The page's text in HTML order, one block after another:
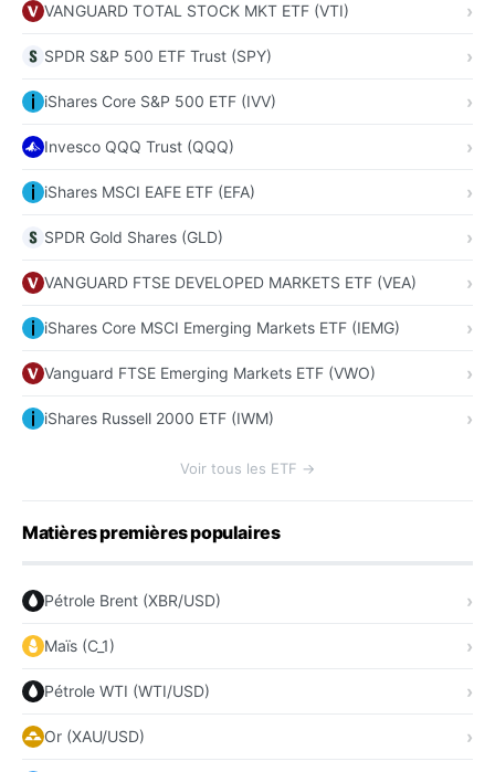
VANGUARD TOTAL STOCK MKT ETF (VTI)
SPDR S&P 500 ETF Trust (SPY)
iShares Core S&P 500 ETF (IVV)
Invesco QQQ Trust (QQQ)
iShares MSCI EAFE ETF (EFA)
SPDR Gold Shares (GLD)
VANGUARD FTSE DEVELOPED MARKETS ETF (VEA)
iShares Core MSCI Emerging Markets ETF (IEMG)
Vanguard FTSE Emerging Markets ETF (VWO)
iShares Russell 2000 ETF (IWM)
Voir tous les ETF →
Matières premières populaires
Pétrole Brent (XBR/USD)
Maïs (C_1)
Pétrole WTI (WTI/USD)
Or (XAU/USD)